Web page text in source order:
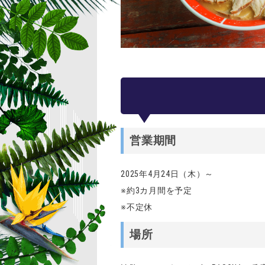
営業期間
2025年4月24日（木）～
※約3カ月間を予定
※不定休
場所